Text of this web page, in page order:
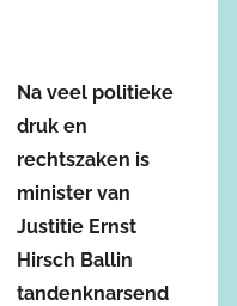
Na veel politieke
druk en
rechtszaken is
minister van
Justitie Ernst
Hirsch Ballin
tandenknarsend